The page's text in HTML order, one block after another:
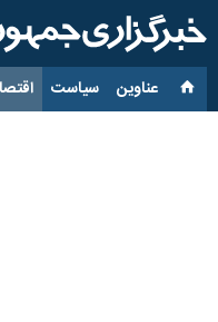
عناوین‌ سیاست